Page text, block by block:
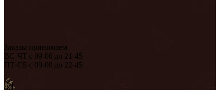
Заказы принимаем
ВС-ЧТ с 09-00 до 21-45
ПТ-СБ с 09-00 до 22-45